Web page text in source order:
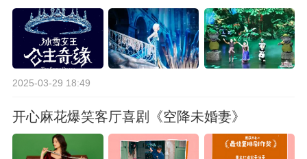
2025-03-29 18:49
开心麻花爆笑客厅喜剧《空降未婚妻》